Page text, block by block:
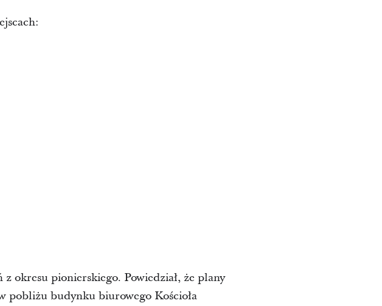
okresu pionierskiego. Powiedział, że plany
pobliżu budynku biurowego Kościoła